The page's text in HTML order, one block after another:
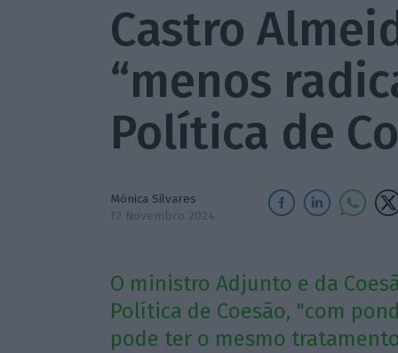
Castro
“menos
Política de
Mónica Silvares
12 Novembro 2024
O ministro Adjunto e da
Política de Coesão, "com
pode ter o mesmo